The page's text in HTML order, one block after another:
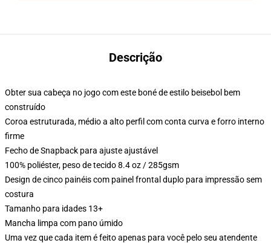
Descrição
Obter sua cabeça no jogo com este boné de estilo beisebol bem
construído
Coroa estruturada, médio a alto perfil com conta curva e forro interno
firme
Fecho de Snapback para ajuste ajustável
100% poliéster, peso de tecido 8.4 oz / 285gsm
Design de cinco painéis com painel frontal duplo para impressão sem
costura
Tamanho para idades 13+
Mancha limpa com pano úmido
Uma vez que cada item é feito apenas para você pelo seu atendente